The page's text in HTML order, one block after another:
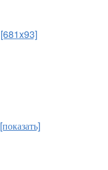
[681x93]
[показать]